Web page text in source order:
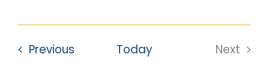
Previous Today
Next